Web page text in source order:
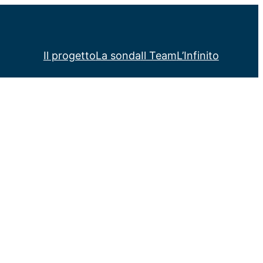
Il progettoLa sondaIl TeamL’Infinito